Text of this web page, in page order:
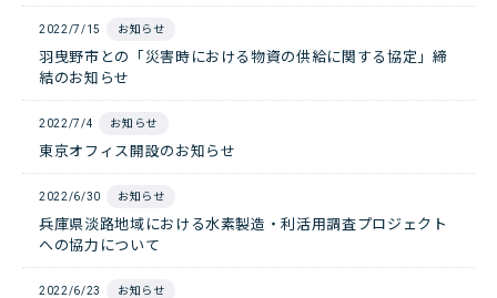
2022/7/15 お知らせ
羽曳野市との「災害時における物資の供給に関する協定」締
結のお知らせ
2022/7/4 お知らせ
東京オフィス開設のお知らせ
2022/6/30 お知らせ
兵庫県淡路地域における水素製造・利活用調査プロジェクト
への協力について
2022/6/23 お知らせ